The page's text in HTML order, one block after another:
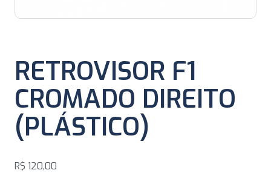
RETROVISOR F1
CROMADO DIREITO
(PLÁSTICO)
R$ 120,00